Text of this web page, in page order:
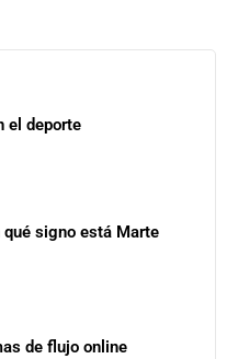
el deporte
qué signo está Marte
de flujo online